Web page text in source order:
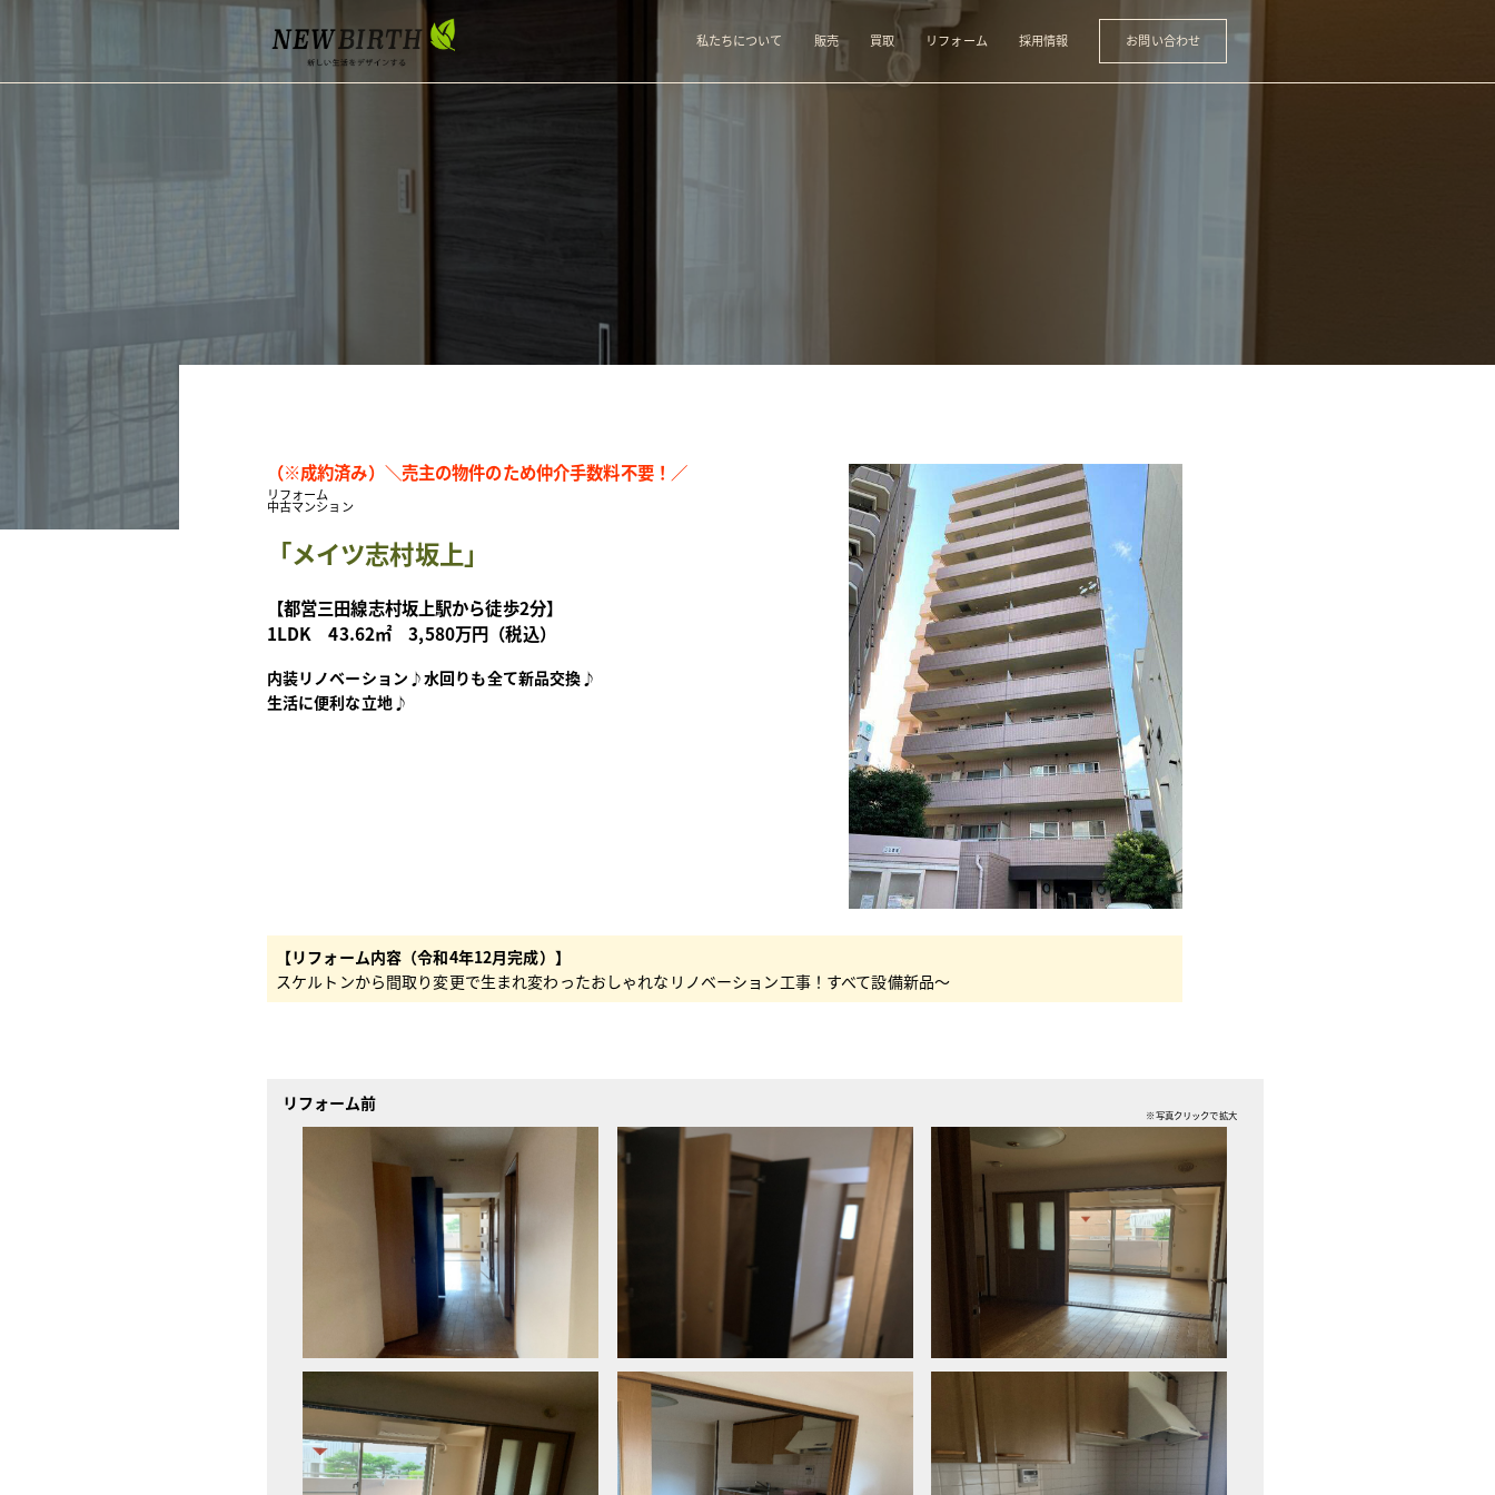
私たちについて 販売 買取 リフォーム 採用情報 お問い合わせ
（※成約済み）＼売主の物件のため仲介手数料不要！／
リフォーム
中古マンション
「メイツ志村坂上」
【都営三田線志村坂上駅から徒歩2分】
1LDK 43.62㎡ 3,580万円（税込）
内装リノベーション♪水回りも全て新品交換♪
生活に便利な立地♪
【リフォーム内容（令和4年12月完成）】
スケルトンから間取り変更で生まれ変わったおしゃれなリノベーション工事！すべて設備新品～
リフォーム前
※写真クリックで拡大